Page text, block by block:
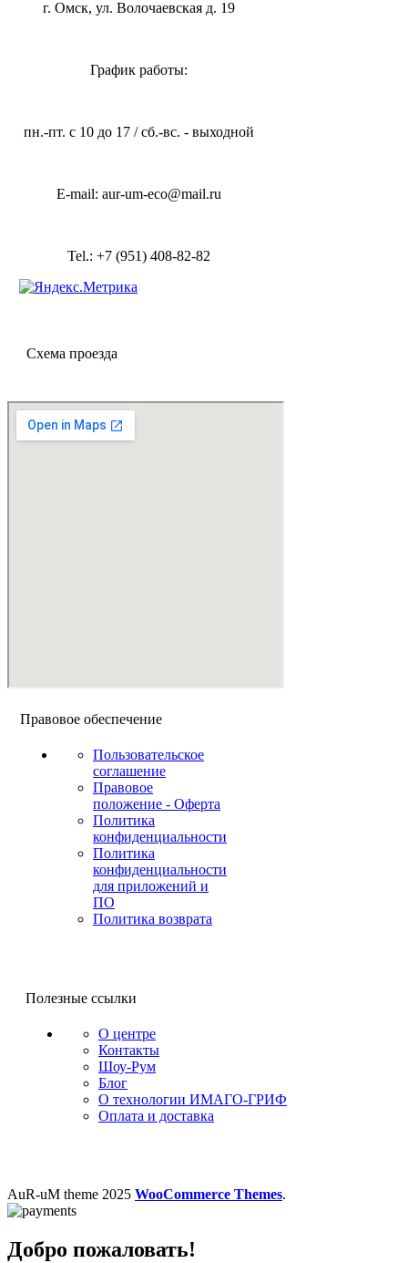
г. Омск, ул. Волочаевская д. 19
График работы:
пн.-пт. с 10 до 17 / сб.-вс. - выходной
E-mail: aur-um-eco@mail.ru
Tel.: +7 (951) 408-82-82
Схема проезда
Правовое обеспечение
Пользовательское
соглашение
Правовое
положение - Оферта
Политика
конфиденциальности
Политика
конфиденциальности
для приложений и
ПО
Политика возврата
Полезные ссылки
О центре
Контакты
Шоу-Рум
Блог
О технологии ИМАГО-ГРИФ
Оплата и доставка
AuR-uM theme 2025 WooCommerce Themes.
Добро пожаловать!